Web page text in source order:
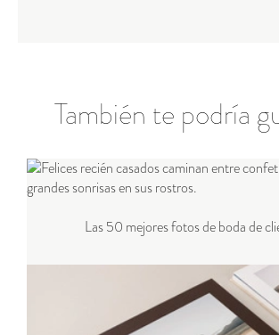
También te podría
Las 50 mejores fotos de boda de